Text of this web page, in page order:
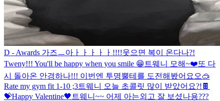
D - Awards 가즈ㅡ아ㅏㅏㅏㅏㅏ!!!!웃으면 복이 온다나?!
Tweny!!! You'll be happy when you smile 😁 트웨니 모해~❤️또 다
시 돌아온 안경하나!!! 이번엔 투명뿔테를 도전해봤어요오🥽
Rate my gym fit 1-10 ;3트웨니 오늘 초콜릿 많이 받았어요?!🍫
💝Happy Valentine🖤 트웨니~~ 어제 아는외고 잘 보셨나용???